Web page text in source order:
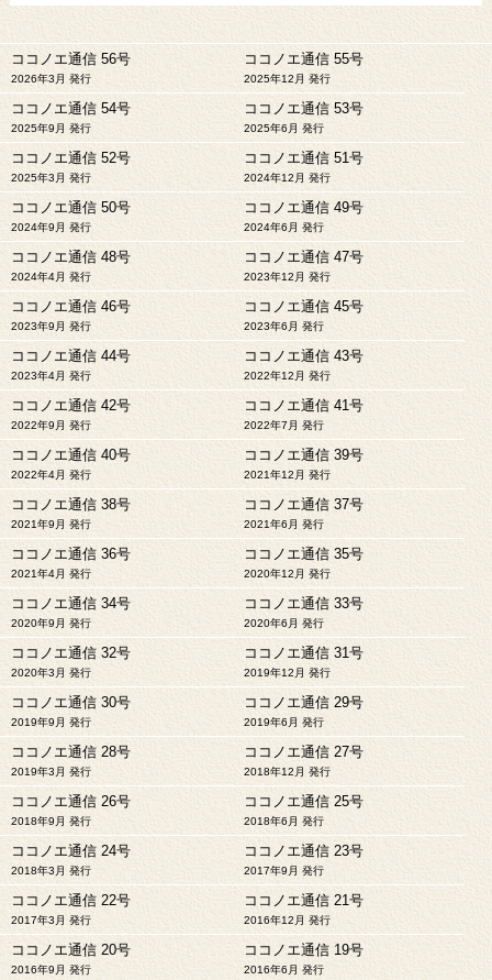
ココノエ通信 56号
2026年3月 発行
ココノエ通信 55号
2025年12月 発行
ココノエ通信 54号
2025年9月 発行
ココノエ通信 53号
2025年6月 発行
ココノエ通信 52号
2025年3月 発行
ココノエ通信 51号
2024年12月 発行
ココノエ通信 50号
2024年9月 発行
ココノエ通信 49号
2024年6月 発行
ココノエ通信 48号
2024年4月 発行
ココノエ通信 47号
2023年12月 発行
ココノエ通信 46号
2023年9月 発行
ココノエ通信 45号
2023年6月 発行
ココノエ通信 44号
2023年4月 発行
ココノエ通信 43号
2022年12月 発行
ココノエ通信 42号
2022年9月 発行
ココノエ通信 41号
2022年7月 発行
ココノエ通信 40号
2022年4月 発行
ココノエ通信 39号
2021年12月 発行
ココノエ通信 38号
2021年9月 発行
ココノエ通信 37号
2021年6月 発行
ココノエ通信 36号
2021年4月 発行
ココノエ通信 35号
2020年12月 発行
ココノエ通信 34号
2020年9月 発行
ココノエ通信 33号
2020年6月 発行
ココノエ通信 32号
2020年3月 発行
ココノエ通信 31号
2019年12月 発行
ココノエ通信 30号
2019年9月 発行
ココノエ通信 29号
2019年6月 発行
ココノエ通信 28号
2019年3月 発行
ココノエ通信 27号
2018年12月 発行
ココノエ通信 26号
2018年9月 発行
ココノエ通信 25号
2018年6月 発行
ココノエ通信 24号
2018年3月 発行
ココノエ通信 23号
2017年9月 発行
ココノエ通信 22号
2017年3月 発行
ココノエ通信 21号
2016年12月 発行
ココノエ通信 20号
2016年9月 発行
ココノエ通信 19号
2016年6月 発行